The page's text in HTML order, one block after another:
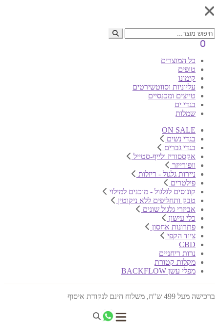
0
כל המוצרים
טופים
קימונו
עליוניות וסווטשירטים
טייצים ומכנסיים
בגדי ים
שמלות
ON SALE
בגדי נשים
בגדי גברים
אקססוריז ולייף-סטייל
וופורייזר
ניירות גלגול - ריזלות
פילטרים
קונוסים לגלגול - מוכנים למילוי
טבק ותחליפים ללא ניקוטין
אביזרי גלגול שונים
כלי עישון
פתרונות אחסון
ציוד הקפי
CBD
נרות ריחניים
מקלות קטורת
מפלי עשן BACKFLOW
ברכישה מעל 499 ש"ח, משלוח חינם לנקודת איסוף